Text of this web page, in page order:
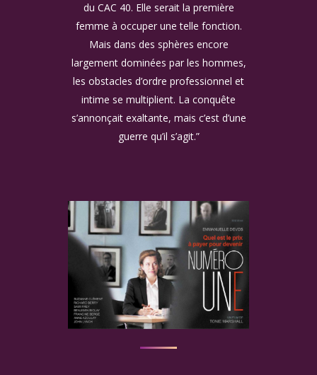
du CAC 40. Elle serait la première
femme à occuper une telle fonction.
Mais dans des sphères encore
largement dominées par les hommes,
les obstacles d’ordre professionnel et
intime se multiplient. La conquête
s’annonçait exaltante, mais c’est d’une
guerre qu’il s’agit.”